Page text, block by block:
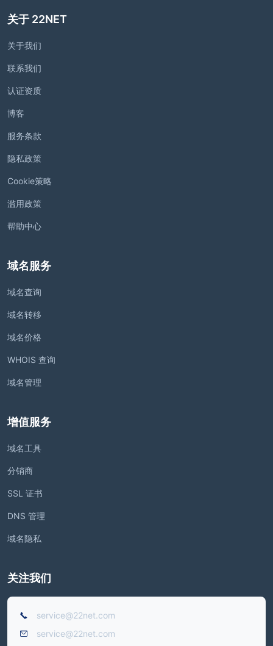
关于 22NET
关于我们
联系我们
认证资质
博客
服务条款
隐私政策
Cookie策略
滥用政策
帮助中心
域名服务
域名查询
域名转移
域名价格
WHOIS 查询
域名管理
增值服务
域名工具
分销商
SSL 证书
DNS 管理
域名隐私
关注我们
service@22net.com
service@22net.com